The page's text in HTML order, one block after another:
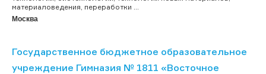
материаловедения, переработки ...
Москва
Государственное бюджетное образовательное
учреждение Гимназия № 1811 «Восточное